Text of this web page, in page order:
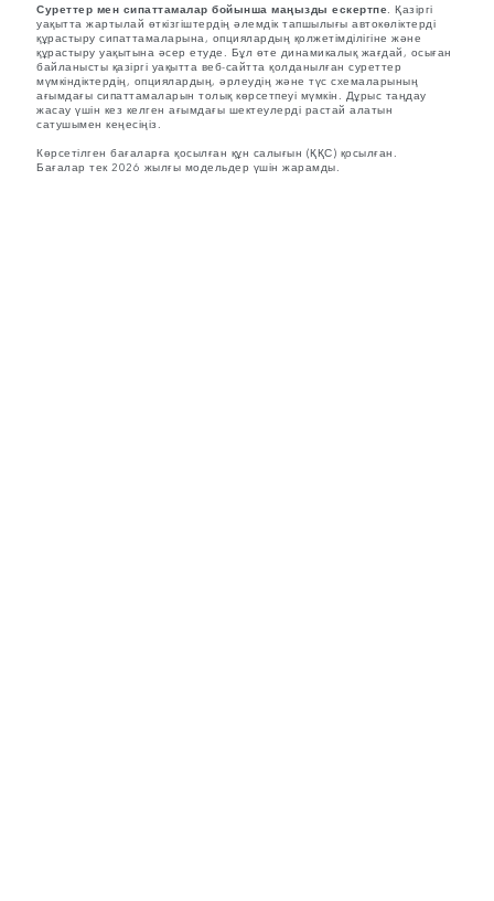
Суреттер мен сипаттамалар бойынша маңызды ескертпе. Қазіргі
уақытта жартылай өткізгіштердің әлемдік тапшылығы автокөліктерді
құрастыру сипаттамаларына, опциялардың қолжетімділігіне және
құрастыру уақытына әсер етуде. Бұл өте динамикалық жағдай, осыған
байланысты қазіргі уақытта веб-сайтта қолданылған суреттер
мүмкіндіктердің, опциялардың, әрлеудің және түс схемаларының
ағымдағы сипаттамаларын толық көрсетпеуі мүмкін. Дұрыс таңдау
жасау үшін кез келген ағымдағы шектеулерді растай алатын
сатушымен кеңесіңіз.
Көрсетілген бағаларға қосылған құн салығын (ҚҚС) қосылған.
Бағалар тек 2026 жылғы модельдер үшін жарамды.